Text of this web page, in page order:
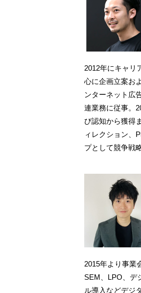
2012年にキャリ
心に企画立案お
ンターネット広
連業務に従事。
び認知から獲得
ィレクション、
プとして競争戦
2015年より事業
SEM、LPO、デ
ル導入などデジ